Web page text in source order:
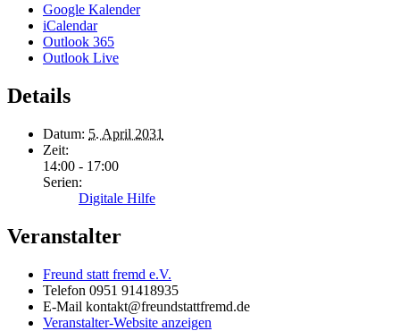
Google Kalender
iCalendar
Outlook 365
Outlook Live
Details
Datum: 5. April 2031
Zeit:
14:00 - 17:00
Serien:
Digitale Hilfe
Veranstalter
Freund statt fremd e.V.
Telefon 0951 91418935
E-Mail kontakt@freundstattfremd.de
Veranstalter-Website anzeigen